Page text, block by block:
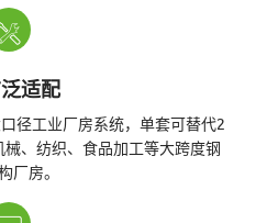
适配
径工业厂房系统，单套可替代2
、纺织、食品加工等大跨度钢
厂房。